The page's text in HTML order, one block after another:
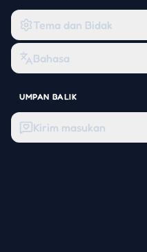
Tema dan Bidak
Bahasa
UMPAN BALIK
Kirim masukan